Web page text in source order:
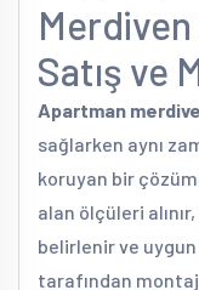
Satış ve
Apartman
sağlarken aynı
koruyan bir
alan ölçüleri
belirlenir ve
tarafından